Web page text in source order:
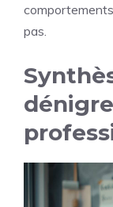
pas.